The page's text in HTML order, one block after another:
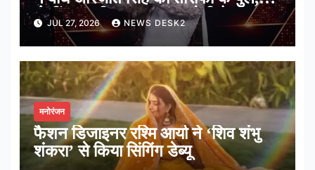
बोलीं-‘उनकी आवाज सुकून देती है’
JUL 27, 2026 NEWS DESK2
मनोरंजन
फैशन डिजाइनर रश्मि आर्या ने ‘शिव शंभु
शंकरा’ से किया सिंगिंग डेब्यू